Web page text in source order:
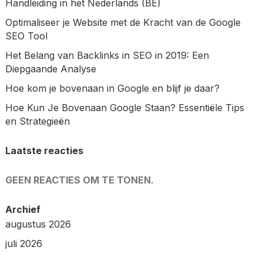
Handleiding in het Nederlands (BE)
Optimaliseer je Website met de Kracht van de Google
SEO Tool
Het Belang van Backlinks in SEO in 2019: Een
Diepgaande Analyse
Hoe kom je bovenaan in Google en blijf je daar?
Hoe Kun Je Bovenaan Google Staan? Essentiële Tips
en Strategieën
Laatste reacties
GEEN REACTIES OM TE TONEN.
Archief
augustus 2026
juli 2026